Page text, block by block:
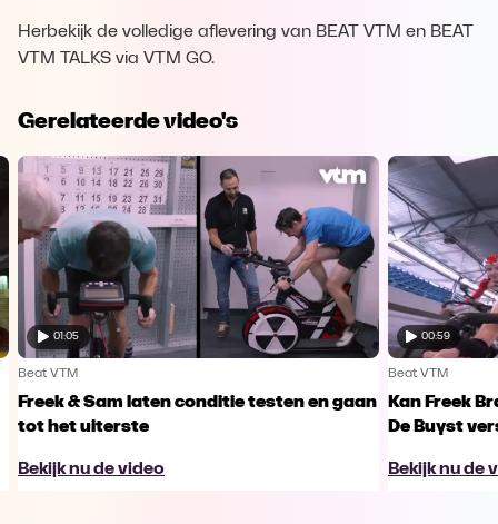
Herbekijk de volledige aflevering van BEAT VTM en BEAT
VTM TALKS via VTM GO.
Gerelateerde video's
01:05
Beat VTM
Freek & Sam laten conditie testen en gaan
tot het uiterste
Bekijk nu de video
00:59
Beat VTM
Kan Freek
De Buyst
Bekijk nu de